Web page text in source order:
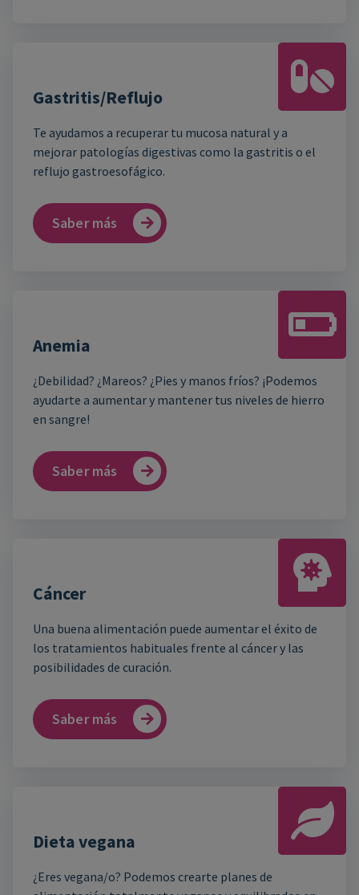
Gastritis/Reflujo
Te ayudamos a recuperar tu mucosa natural y a
mejorar patologías digestivas como la gastritis o el
reflujo gastroesofágico.
Saber más
Anemia
¿Debilidad? ¿Mareos? ¿Pies y manos fríos? ¡Podemos
ayudarte a aumentar y mantener tus niveles de hierro
en sangre!
Saber más
Cáncer
Una buena alimentación puede aumentar el éxito de
los tratamientos habituales frente al cáncer y las
posibilidades de curación.
Saber más
Dieta vegana
¿Eres vegana/o? Podemos crearte planes de